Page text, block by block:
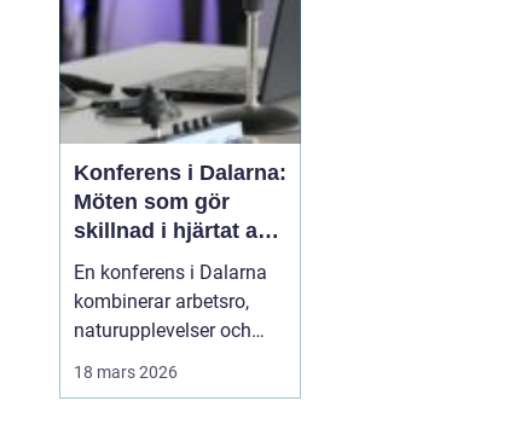
också för smart...
Konferens i Dalarna:
Möten som gör
skillnad i hjärtat av
sverige
En konferens i Dalarna
kombinerar arbetsro,
naturupplevelser och
18 mars 2026